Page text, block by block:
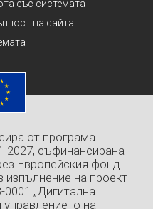
със системата
на сайта
от програма
2027, съфинансирана
Европейския фонд
изпълнение на проект
0001 „Дигитална
на